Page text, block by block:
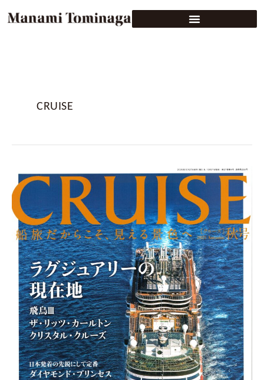
CRUISE
CRUISE（ク
ル
ー
ズ）
2025
年
秋
号